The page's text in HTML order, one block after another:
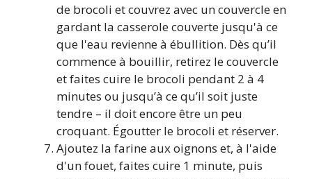
de brocoli et couvrez avec un couvercle en
gardant la casserole couverte jusqu'à ce
que l'eau revienne à ébullition. Dès qu’il
commence à bouillir, retirez le couvercle
et faites cuire le brocoli pendant 2 à 4
minutes ou jusqu’à ce qu’il soit juste
tendre – il doit encore être un peu
croquant. Égoutter le brocoli et réserver.
Ajoutez la farine aux oignons et, à l'aide
d'un fouet, faites cuire 1 minute, puis